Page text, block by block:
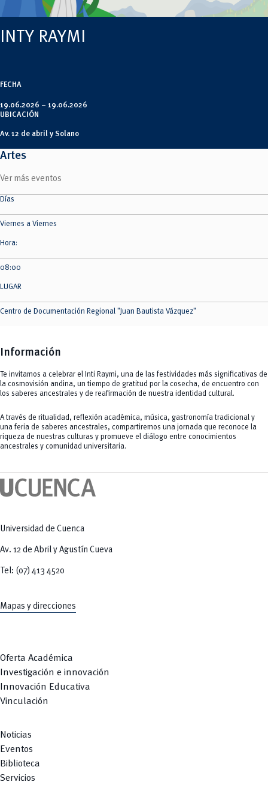
y Agropecuarias
MOVERU
Posgrados
Salud
Sostenibilidad
INTY RAYMI
FECHA
19.06.2026 – 19.06.2026
UBICACIÓN
Av. 12 de abril y Solano
Artes
Ver más eventos
Días
Viernes a Viernes
Hora:
08:00
LUGAR
Centro de Documentación Regional "Juan Bautista Vázquez"
Información
Te invitamos a celebrar el Inti Raymi, una de las festividades más significativas de
la cosmovisión andina, un tiempo de gratitud por la cosecha, de encuentro con
los saberes ancestrales y de reafirmación de nuestra identidad cultural.
A través de ritualidad, reflexión académica, música, gastronomía tradicional y
una feria de saberes ancestrales, compartiremos una jornada que reconoce la
riqueza de nuestras culturas y promueve el diálogo entre conocimientos
ancestrales y comunidad universitaria.
Universidad de Cuenca
Av. 12 de Abril y Agustín Cueva
Tel: (07) 413 4520
Mapas y direcciones
Oferta Académica
Investigación e innovación
Innovación Educativa
Vinculación
Noticias
Eventos
Biblioteca
Servicios